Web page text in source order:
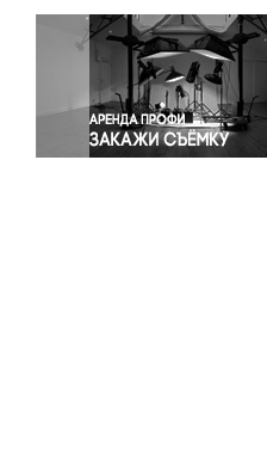
Светская жизнь
Спорт
Экология
Экономика и бизнес